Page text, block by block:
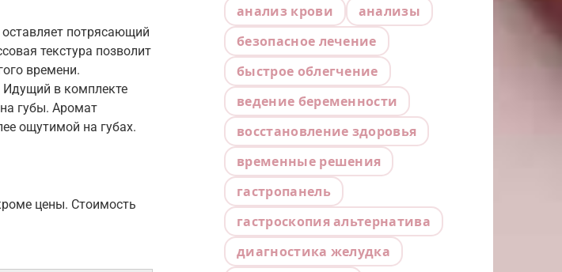
потрясающий
текстура позволит
времени.
в комплекте
губы. Аромат
ощутимой на губах.
цены. Стоимость
анализ крови
анализы
безопасное лечение
быстрое облегчение
ведение беременности
восстановление здоровья
временные решения
гастропанель
гастроскопия альтернатива
диагностика желудка